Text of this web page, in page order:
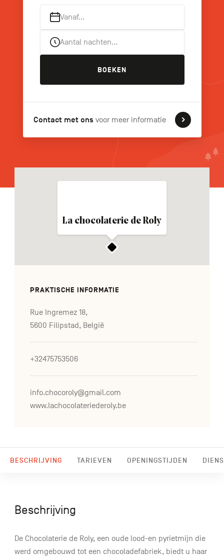
FR
secondaire
Vanaf…
Aantal nachten…
BOEKEN
Contact met ons voor meer informatie
BESCHRIJVING TARIEVEN OPENINGSTIJDEN
La chocolaterie de Roly
PRAKTISCHE INFORMATIE
Rue Ingremez 18,
5600 Filipstad, België
+32475753506
info.chocoroly@gmail.com
www.lachocolateriederoly.be
Beschrijving
De Chocolaterie de Roly, een oude lood-en pyrietmijn die
werd omgebouwd tot een chocoladefabriek, biedt u haar